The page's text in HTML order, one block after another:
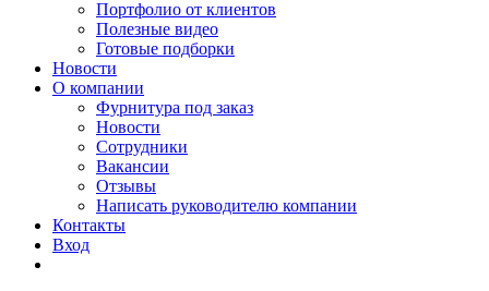
Портфолио от клиентов
Полезные видео
Готовые подборки
Новости
О компании
Фурнитура под заказ
Новости
Сотрудники
Вакансии
Отзывы
Написать руководителю компании
Контакты
Вход